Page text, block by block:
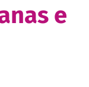
e